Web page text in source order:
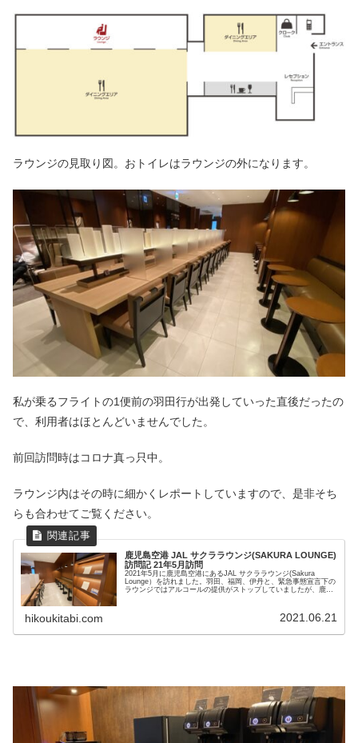
ラウンジの見取り図。おトイレはラウンジの外になります。
私が乗るフライトの1便前の羽田行が出発していった直後だったの
で、利用者はほとんどいませんでした。
前回訪問時はコロナ真っ只中。
ラウンジ内はその時に細かくレポートしていますので、是非そち
らも合わせてご覧ください。
鹿児島空港 JAL サクララウンジ(SAKURA LOUNGE)
訪問記 21年5月訪問
2021年5月に鹿児島空港にあるJAL サクララウンジ(Sakura
Lounge）を訪れました。羽田、福岡、伊丹と、緊急事態宣言下の
ラウンジではアルコールの提供がストップしていましたが、鹿児
hikoukitabi.com 2021.06.21